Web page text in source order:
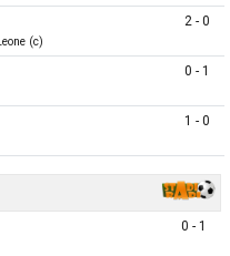
(c)
2 - 0
0 - 1
1 - 0
0 - 1